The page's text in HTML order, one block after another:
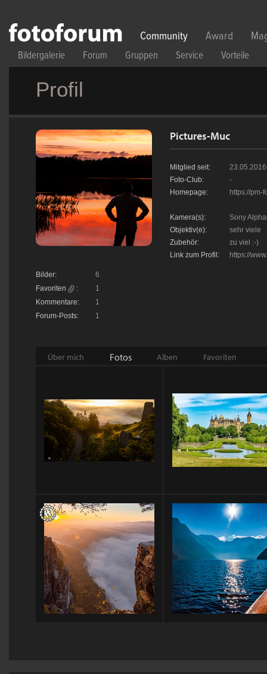
Community Award
Bildergalerie Forum Gruppen Service Vorteile
Profil
Bilder:
6
Favoriten
:
1
Kommentare:
1
Forum-Posts:
1
Pictures-Muc
Mitglied seit:
23.05.2016
Foto-Club:
-
Homepage:
https://pm-
Kamera(s):
Sony
Objektiv(e):
sehr viele
Zubehör:
zu viel :-)
Link zum Profil:
https://
Über mich Fotos Alben Favoriten